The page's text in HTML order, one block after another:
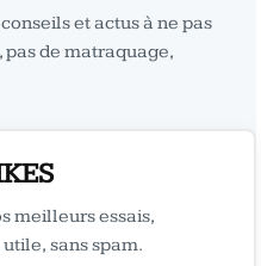
et actus à ne pas
de matraquage,
meilleurs essais,
sans spam.